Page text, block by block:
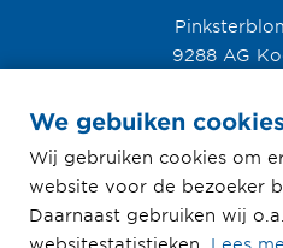
9288 AG
© Haitsma
We gebuiken
Wij gebruiken cookies om
website voor de bezoeker
Daarnaast gebruiken wij